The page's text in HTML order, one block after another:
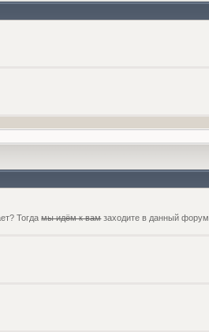
Тогдамы идём к вамзаходите в данный форум.